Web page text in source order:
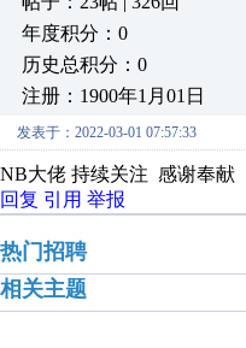
年度积分：0
历史总积分：0
注册：1900年1月01日
发表于：2022-03-01 07:57:33
NB大佬 持续关注 感谢奉献
回复 引用 举报
热门招聘
相关主题